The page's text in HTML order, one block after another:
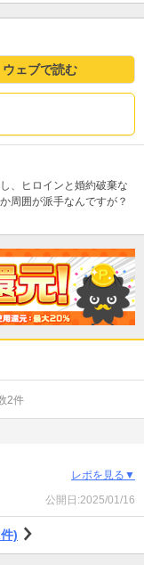
ウェブで読む
、ヒロインと婚約破棄な
周囲が派手なんですが？
2件
レポを見る▼
公開日:2025/01/16
)